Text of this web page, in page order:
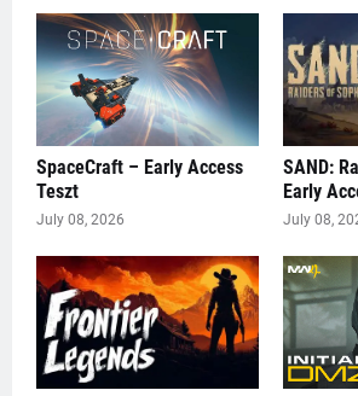
SpaceCraft – Early Access
Teszt
July 08, 2026
SAND:
Early
July 08,